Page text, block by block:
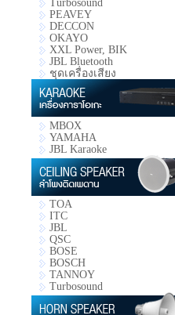
Turbosound
PEAVEY
DECCON
OKAYO
XXL Power, BIK
JBL Bluetooth
ชุดเครื่องเสียง
MBOX
YAMAHA
JBL Karaoke
TOA
ITC
JBL
QSC
BOSE
BOSCH
TANNOY
Turbosound